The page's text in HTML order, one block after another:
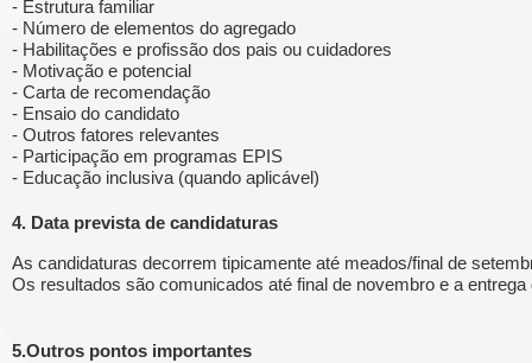
- Estrutura familiar
- Número de elementos do agregado
- Habilitações e profissão dos pais ou cuidadores
- Motivação e potencial
- Carta de recomendação
- Ensaio do candidato
- Outros fatores relevantes
- Participação em programas EPIS
- Educação inclusiva (quando aplicável)
4. Data prevista de candidaturas
As candidaturas decorrem tipicamente até meados/final de
Os resultados são comunicados até final de novembro e a
5.Outros pontos importantes